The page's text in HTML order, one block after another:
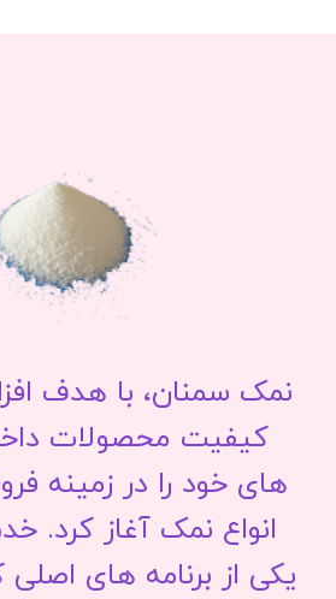
نمک سمنان، با هدف
کیفیت محصولات
های خود را در زمینه
انواع نمک آغاز کرد.
یکی از برنامه های